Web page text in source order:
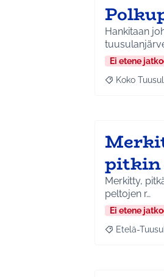
Hankitaan
Ei etene
Rajaa tulokset
Koko
pitkin
Merkitty,
peltojen r…
Ei etene
Rajaa
Etelä-